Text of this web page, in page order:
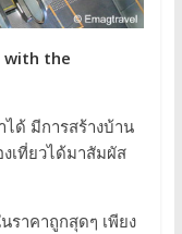
with the
ด้ มีการสร้างบ้าน
เที่ยวได้มาสัมผัส
ราคาถูกสุดๆ เพียง